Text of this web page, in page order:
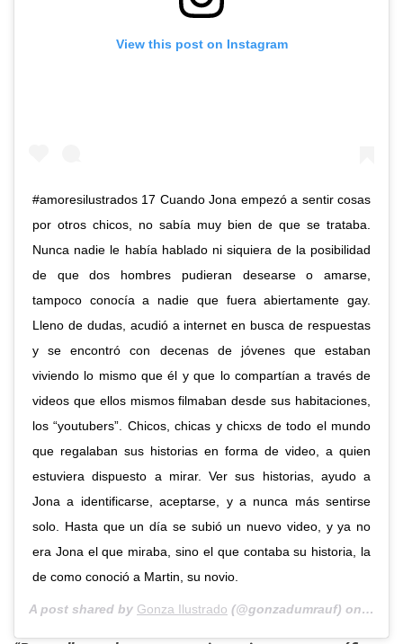
View this post on Instagram
#amoresilustrados 17 Cuando Jona empezó a sentir cosas
por otros chicos, no sabía muy bien de que se trataba.
Nunca nadie le había hablado ni siquiera de la posibilidad
de que dos hombres pudieran desearse o amarse,
tampoco conocía a nadie que fuera abiertamente gay.
Lleno de dudas, acudió a internet en busca de respuestas
y se encontró con decenas de jóvenes que estaban
viviendo lo mismo que él y que lo compartían a través de
videos que ellos mismos filmaban desde sus habitaciones,
los “youtubers”. Chicos, chicas y chicxs de todo el mundo
que regalaban sus historias en forma de video, a quien
estuviera dispuesto a mirar. Ver sus historias, ayudo a
Jona a identificarse, aceptarse, y a nunca más sentirse
solo. Hasta que un día se subió un nuevo video, y ya no
era Jona el que miraba, sino el que contaba su historia, la
de como conoció a Martin, su novio.
A post shared by Gonza Ilustrado (@gonzadumrauf) on Aug